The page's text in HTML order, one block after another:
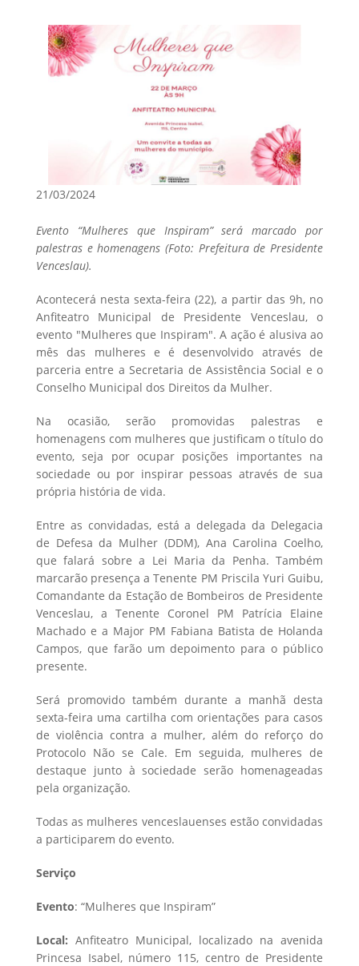
21/03/2024
Evento “Mulheres que Inspiram” será marcado por
palestras e homenagens (Foto: Prefeitura de Presidente
Venceslau).
Acontecerá nesta sexta-feira (22), a partir das 9h, no
Anfiteatro Municipal de Presidente Venceslau, o
evento "Mulheres que Inspiram". A ação é alusiva ao
mês das mulheres e é desenvolvido através de
parceria entre a Secretaria de Assistência Social e o
Conselho Municipal dos Direitos da Mulher.
Na ocasião, serão promovidas palestras e
homenagens com mulheres que justificam o título do
evento, seja por ocupar posições importantes na
sociedade ou por inspirar pessoas através de sua
própria história de vida.
Entre as convidadas, está a delegada da Delegacia
de Defesa da Mulher (DDM), Ana Carolina Coelho,
que falará sobre a Lei Maria da Penha. Também
marcarão presença a Tenente PM Priscila Yuri Guibu,
Comandante da Estação de Bombeiros de Presidente
Venceslau, a Tenente Coronel PM Patrícia Elaine
Machado e a Major PM Fabiana Batista de Holanda
Campos, que farão um depoimento para o público
presente.
Será promovido também durante a manhã desta
sexta-feira uma cartilha com orientações para casos
de violência contra a mulher, além do reforço do
Protocolo Não se Cale. Em seguida, mulheres de
destaque junto à sociedade serão homenageadas
pela organização.
Todas as mulheres venceslauenses estão convidadas
a participarem do evento.
Serviço
Evento: “Mulheres que Inspiram”
Local: Anfiteatro Municipal, localizado na avenida
Princesa Isabel, número 115, centro de Presidente